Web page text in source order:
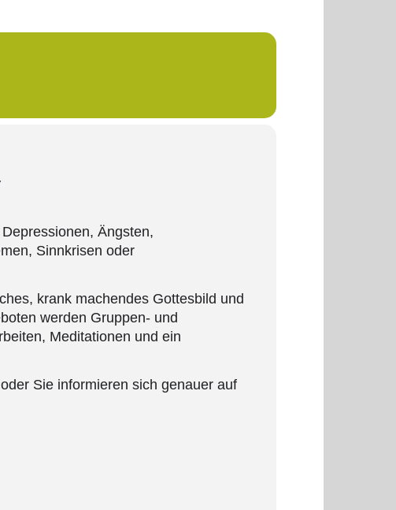
Ängsten,
Sinnkrisen oder
krank machendes Gottesbild und
werden Gruppen- und
Meditationen und ein
Sie informieren sich genauer auf